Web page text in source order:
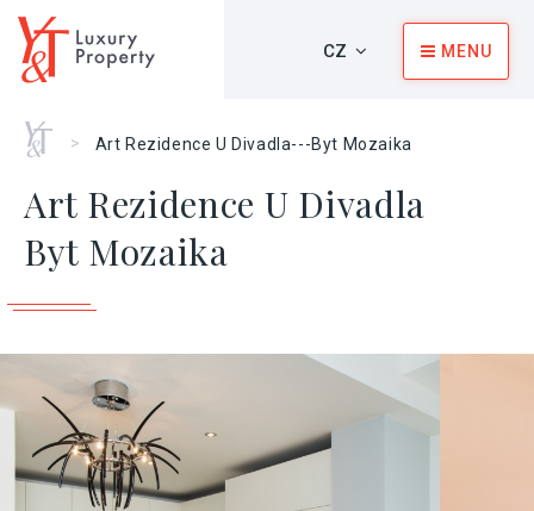
CZ MENU
Home
> Art Rezidence U Divadla---Byt Mozaika
Art Rezidence U Divadla
Byt Mozaika